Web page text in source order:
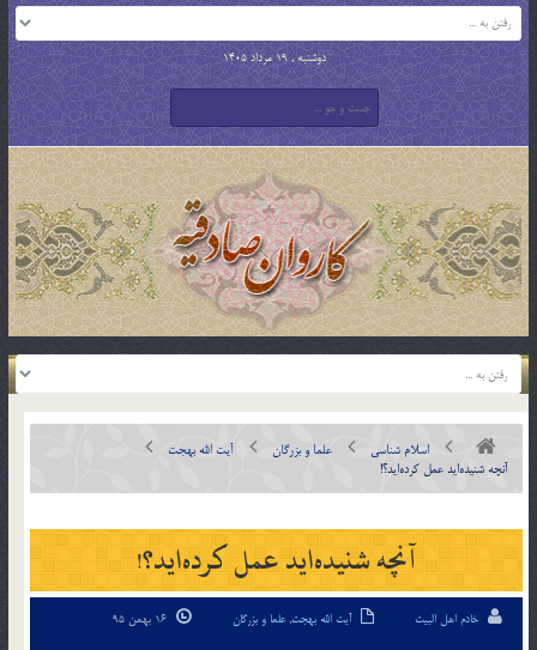
دوشنبه , 19 مرداد 1405
اسلام شناسی علما و بزرگان
آیت الله بهجت
آنچه شنیده‌اید عمل کرده‌اید؟!
آنچه شنیده‌اید عمل کرده‌اید؟!
خادم اهل البیت آیت الله بهجت,علما و بزرگان